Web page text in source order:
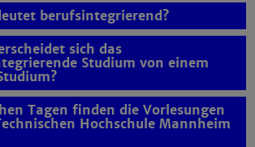
berufsintegrierend?
sich das
Studium von einem
Tagen finden die Vorlesungen
Hochschule Mannheim